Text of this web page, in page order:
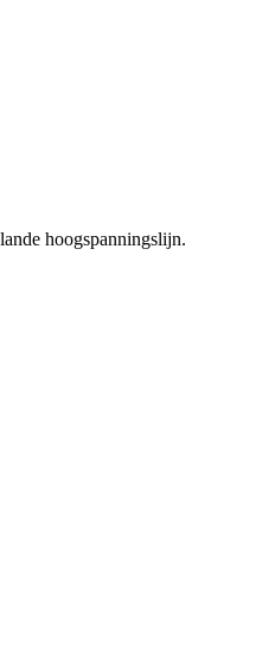
hoogspanningslijn.